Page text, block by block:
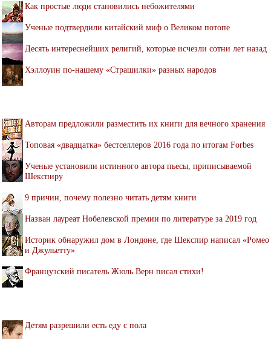
Как простые люди становились небожителями
Ученые подтвердили китайский миф о Великом потопе
Десять интереснейших религий, которые исчезли сотни лет назад
Хэллоуин по-нашему «Страшилки» разных народов
Авторам предложили разместить их книги для вечного хранения
Топовая «двадцатка» бестселлеров 2016 года по итогам Forbes
Ученые установили истинного автора пьесы, приписываемой
Шекспиру
9 причин, почему полезно читать детям книги
Назван лауреат Нобелевской премии по литературе за 2019 год
Историк обнаружил дом в Лондоне, где Шекспир написал «Ромео
и Джульетту»
Французский писатель Жюль Верн писал стихи!
Детям разрешили есть еду с пола